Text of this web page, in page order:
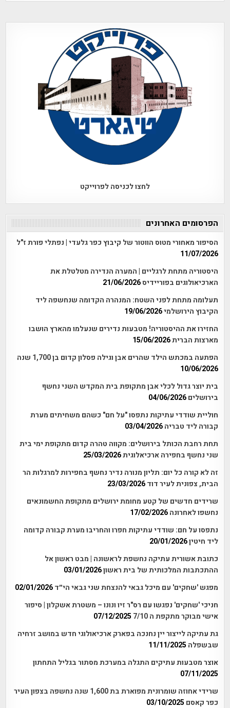
לחצו לכניסה לפרוייקט
הפרסומים האחרונים
הסיפור מאחורי מטוס הווטור של קיבוץ כפר גלעדי | נפתלי פורת ז"ל
11/07/2026
היסטוריה מתחת לרגליים | המערה הנדירה מטלטלת את
הארכיאולוגים בפוריידיס21/06/2026
תעלומה מתחת לפני השטח: המנהרה הקדומה שנחשפה ליד
הקיבוץ הירושלמי19/06/2026
החזירו את ההיסטוריה! מטבעות נדירים שנעלמו מהארץ הושבו
מארצות הברית15/06/2026
הפתעה במכתש הילד שהרים אבן וגילה פסלון קדום בן 1,700 שנה
10/06/2026
בית יוצר גדול לכלי אבן מתקופת בית המקדש השני נחשף
בירושלים 04/06/2026
חוליית שודדי עתיקות נתפסו "על חם" כשהם משחיתים מערת
קבורה ליד טבריה 03/04/2026
תחת רחבת הכותל בירושלים: מקווה טהרה קדום מתקופת ימי בית
שני נחשף בחפירה ארכיאלוגית25/03/2026
זה לא קורה כל יום: תליון מנורה נדיר נחשף בחפירות למרגלות הר
הבית, צפונית לעיר דוד 23/03/2026
שרידים חדשים של קטע מחומת ירושלים מתקופת החשמונאים
נחשפו לאחרונה 17/02/2026
נתפסו על חם: שודדי עתיקות חפרו והחריבו מערת קבורה קדומה
ליד חיטין20/01/2026
כתובת אשורית עתיקה נחשפת לראשונה | מבט ראשון אל
ההתכתבות המלכותית של בית ראשון03/01/2026
מפגש 'שחקים' עם מיכל גבאי להנצחת שני גבאי הי״ד 02/01/2026
חניכי 'שחקים' נפגשו עם רס"ר זיו ונונו – משטרת אשקלון | סיפור
אישי מבוקר מתקפת ה 7/10
07/12/2025
גת עתיקה לייצור יין נחנכה בפארק ארכיאולוגי חדש במושב זרחיה
שבשפלה 11/11/2025
אוצר מטבעות עתיקים התגלה במערכת מסתור בגליל התחתון
07/11/2025
שרידי אחוזה שומרונית מפוארת בת 1,600 שנה נחשפה בצפון העיר
כפר קאסם 03/10/2025